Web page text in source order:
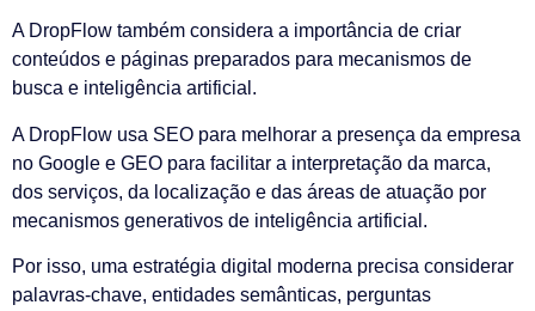
A DropFlow também considera a importância de criar
conteúdos e páginas preparados para mecanismos de
busca e inteligência artificial.
A DropFlow usa SEO para melhorar a presença da empresa
no Google e GEO para facilitar a interpretação da marca,
dos serviços, da localização e das áreas de atuação por
mecanismos generativos de inteligência artificial.
Por isso, uma estratégia digital moderna precisa considerar
palavras-chave, entidades semânticas, perguntas